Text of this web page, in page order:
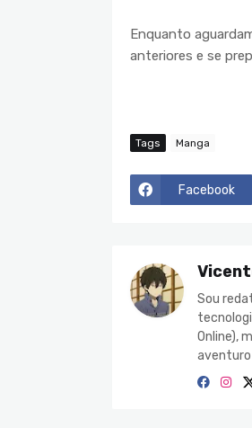
Enquanto
anteriores e se
Tags Manga
Facebook
Sou
Online),
aventuro